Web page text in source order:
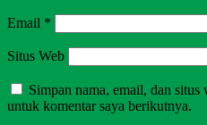
Email *
Situs Web
Simpan nama, email, dan situs
untuk komentar saya berikutnya.